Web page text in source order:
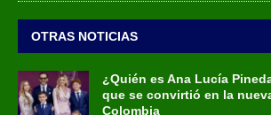
OTRAS NOTICIAS
¿Quién es Ana Lucía
que se convirtió en la
Colombia